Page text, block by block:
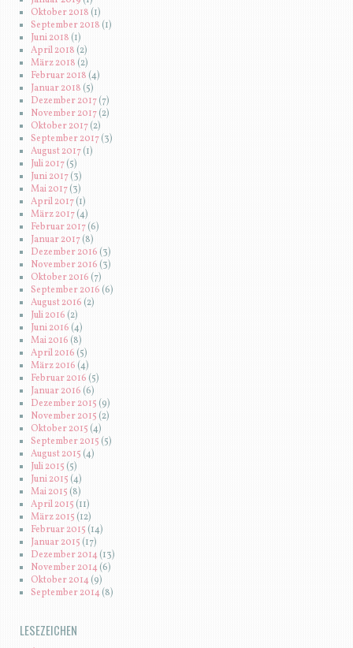
Oktober 2018(1)
September 2018 (1)
Juni 2018 (1)
April 2018(2)
März 2018 (2)
Februar 2018(4)
Januar 2018 (5)
Dezember 2017(7)
November 2017(2)
Oktober 2017(2)
September 2017(3)
August 2017(1)
Juli 2017(5)
Juni 2017(3)
Mai 2017(3)
April 2017(1)
März 2017(4)
Februar 2017(6)
Januar 2017(8)
Dezember 2016 (3)
November 2016 (3)
Oktober 2016(7)
September 2016 (6)
August 2016(2)
Juli 2016(2)
Juni 2016 (4)
Mai 2016 (8)
April 2016(5)
März 2016 (4)
Februar 2016(5)
Januar 2016 (6)
Dezember 2015 (9)
November 2015 (2)
Oktober 2015 (4)
September 2015 (5)
August 2015 (4)
Juli 2015 (5)
Juni 2015 (4)
Mai 2015(8)
April 2015 (11)
März 2015 (12)
Februar 2015 (14)
Januar 2015 (17)
Dezember 2014(13)
November 2014(6)
Oktober 2014(9)
September 2014(8)
LESEZEICHEN